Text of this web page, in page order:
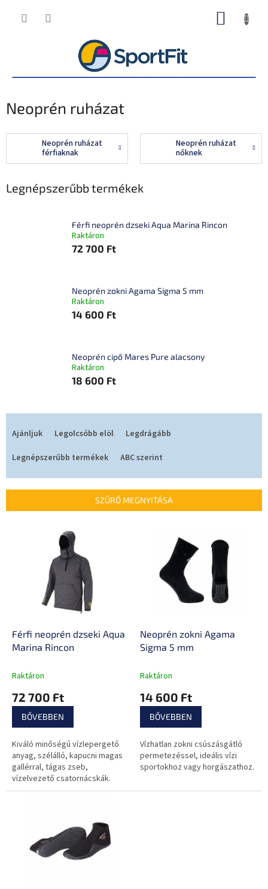
KOSÁR
Neoprén ruházat
Neoprén ruházat
férfiaknak
Neoprén ruházat
nőknek
Legnépszerűbb termékek
Férfi neoprén dzseki Aqua Marina Rincon
Raktáron
72 700 Ft
Neoprén zokni Agama Sigma 5 mm
Raktáron
14 600 Ft
Neoprén cipő Mares Pure alacsony
Raktáron
18 600 Ft
m
k
Ajánljuk Legolcsóbb elöl
Legdrágább
Legnépszerűbb termékek
ABC szerint
SZŰRŐ MEGNYITÁSA
Férfi neoprén dzseki Aqua
Marina Rincon
Raktáron
72 700 Ft
BŐVEBBEN
Kiváló minőségű vízlepergető
anyag, szélálló, kapucni magas
gallérral, tágas zseb,
vízelvezető csatornácskák.
Neoprén zokni Agama
Sigma 5 mm
Raktáron
14 600 Ft
BŐVEBBEN
Vízhatlan zokni csúszásgátló
permetezéssel, ideális vízi
sportokhoz vagy horgászathoz.